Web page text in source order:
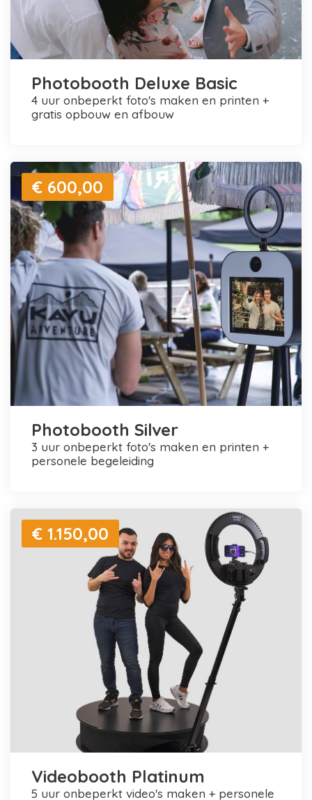
Photobooth Deluxe Basic
4 uur onbeperkt foto's maken en printen +
gratis opbouw en afbouw
€ 600,00
Photobooth Silver
3 uur onbeperkt foto's maken en printen +
personele begeleiding
€ 1.150,00
Videobooth Platinum
5 uur onbeperkt video's maken + personele